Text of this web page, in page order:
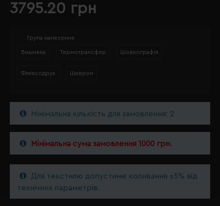
3795.20 грн
Група нанесення
Вишивка Термотрансфер Шовкографія
Флексодрук Шеврон
Мінімальна кількість для замовлення: 2
Мінімальна сума замовлення 1000 грн.
Для текстилю допустиме коливання ±5% від
технічних параметрів.